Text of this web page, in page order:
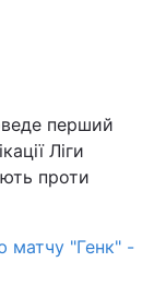
перший
Ліги
проти
матчу "Генк" -